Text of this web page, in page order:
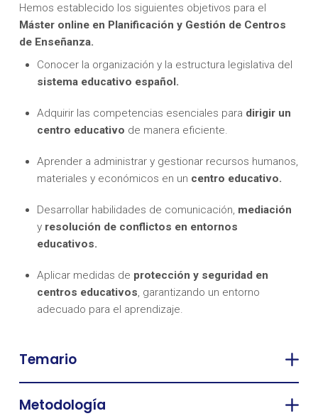
Hemos establecido los siguientes objetivos para el
Máster online en Planificación y Gestión de Centros
de Enseñanza.
Conocer la organización y la estructura legislativa del
sistema educativo español.
Adquirir las competencias esenciales para dirigir un
centro educativo de manera eficiente.
Aprender a administrar y gestionar recursos humanos,
materiales y económicos en un centro educativo.
Desarrollar habilidades de comunicación, mediación
y resolución de conflictos en entornos
educativos.
Aplicar medidas de protección y seguridad en
centros educativos, garantizando un entorno
adecuado para el aprendizaje.
Temario
Metodología